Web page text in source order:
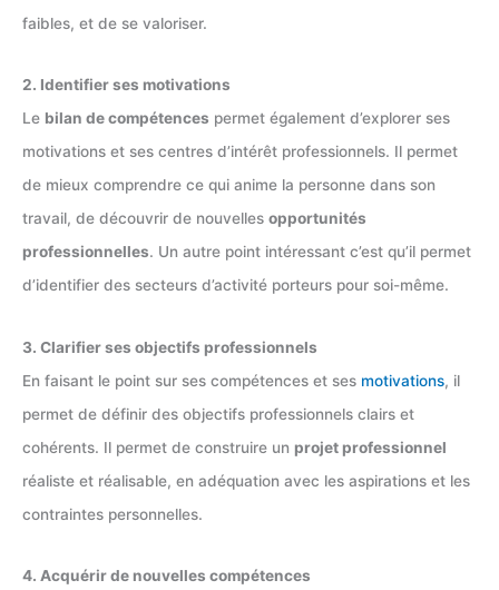
faibles, et de se valoriser.
2. Identifier ses motivations
Le bilan de compétences permet également d’explorer ses
motivations et ses centres d’intérêt professionnels. Il permet
de mieux comprendre ce qui anime la personne dans son
travail, de découvrir de nouvelles opportunités
professionnelles. Un autre point intéressant c’est qu’il permet
d’identifier des secteurs d’activité porteurs pour soi-même.
3. Clarifier ses objectifs professionnels
En faisant le point sur ses compétences et ses motivations, il
permet de définir des objectifs professionnels clairs et
cohérents. Il permet de construire un projet professionnel
réaliste et réalisable, en adéquation avec les aspirations et les
contraintes personnelles.
4. Acquérir de nouvelles compétences